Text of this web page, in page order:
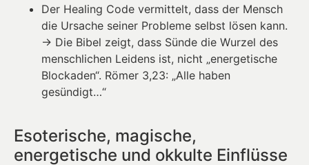
Der Healing Code vermittelt, dass der Mensch
die Ursache seiner Probleme selbst lösen kann.
→ Die Bibel zeigt, dass Sünde die Wurzel des
menschlichen Leidens ist, nicht „energetische
Blockaden“. Römer 3,23: „Alle haben
gesündigt…“
Esoterische, magische,
energetische und okkulte Einflüsse